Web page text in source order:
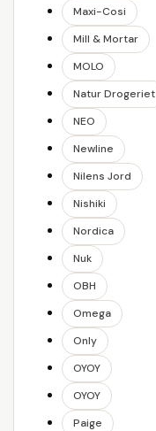
Maxi-Cosi
Mill & Mortar
MOLO
Natur Drogeriet
NEO
Newline
Nilens Jord
Nishiki
Nordica
Nuk
OBH
Omega
Only
OYOY
OYOY
Paige